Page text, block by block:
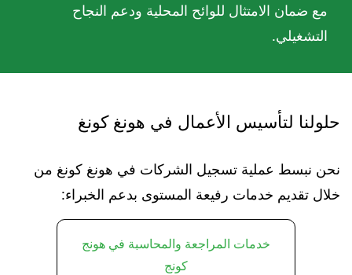
مع ضمان الامتثال للوائح المحلية ودعم النجاح
التشغيلي.
حلولنا لتأسيس الأعمال في هونغ كونغ
نحن نبسط عملية تسجيل الشركات في هونغ كونغ من
خلال تقديم خدمات رفيعة المستوى بدعم الخبراء:
خدمات المراجعة والمحاسبة في هونج
كونج